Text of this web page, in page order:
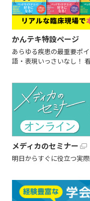
かんテキ特設ページ
あらゆる疾患の最重要ポ
語・表現いっさいなし！
メディカのセミナー
明日からすぐに役立つ実